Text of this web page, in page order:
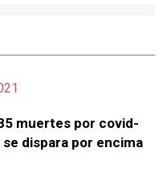
muertes por covid-
dispara por encima